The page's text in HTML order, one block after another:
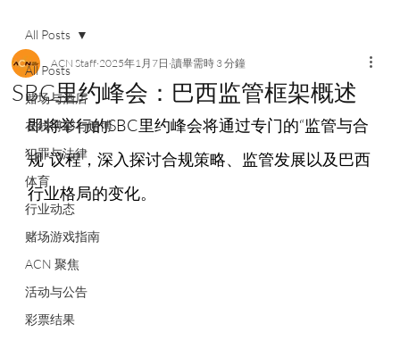
All Posts
赌场与酒店
在线博彩与赌博
犯罪与法律
体育
行业动态
赌场游戏指南
ACN 聚焦
活动与公告
彩票结果
All Posts
SBC里约峰会：巴西监管框架概述
ACN Staff 2025年1月7日 讀畢需時 3 分鐘
即将举行的SBC里约峰会将通过专门的“监管与合
规”议程，深入探讨合规策略、监管发展以及巴西
行业格局的变化。